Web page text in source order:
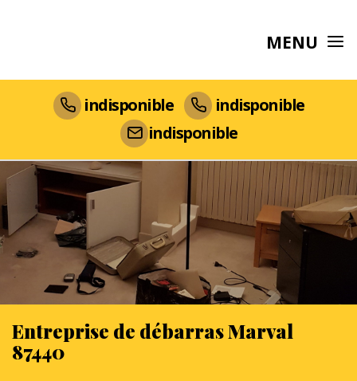
MENU
indisponible
indisponible
indisponible
Entreprise de débarras Marval
87440